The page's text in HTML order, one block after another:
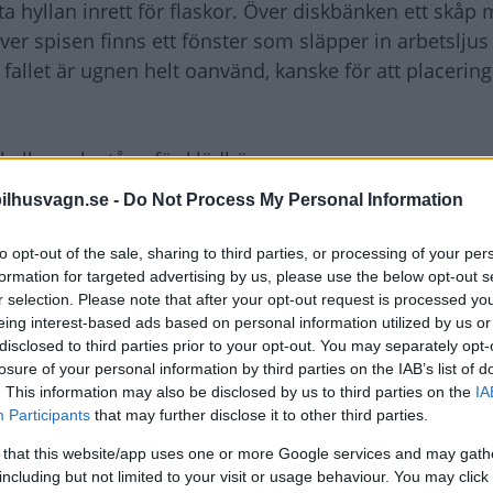
- Do Not Process My Personal Information
opt-out of the sale, sharing to third parties, or processing of your
for targeted advertising by us, please use the below opt-out
selection. Please note that after your opt-out request is processed
interest-based ads based on personal information utilized by us
to third parties prior to your opt-out. You may separately
of your personal information by third parties on the IAB’s list of
This information may also be disclosed by us to third parties on the
Participants that may further disclose it to other third parties.
that this website/app uses one or more Google services and may
but not limited to your visit or usage behaviour. You may
hyllan inrett för flaskor. Över diskbänken ett skåp
spisen finns ett fönster som släpper in
är ugnen helt oanvänd, kanske för att
och stång för klädhängare.
Ett fönster i bakstammen, strax ovanför
Hela badrummet är byggt som en inplastad modul
10 år gammal bil. Ja, det gäller vilket begagnat
åkande. Stora fönster bidrar till en ljus och bra
åker framlänges sitter bältade. Mitt emot, en
varandra med bord emellan. Soffan bidrar till
med rejält om plats och en liten smal